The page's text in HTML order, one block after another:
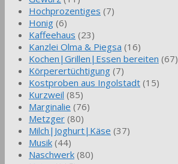
Hochprozentiges (7)
Honig (6)
Kaffeehaus (23)
Kanzlei Olma & Piegsa (16)
Kochen|Grillen|Essen bereiten (67)
Körperertüchtigung (7)
Kostproben aus Ingolstadt (15)
Kurzweil (85)
Marginalie (76)
Metzger (80)
Milch|Joghurt|Käse (37)
Musik (44)
Naschwerk (80)